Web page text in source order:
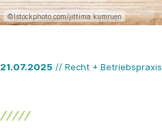
©Istockphoto.com/jittima kumruen
21.07.2025 // Recht + Betriebspraxis